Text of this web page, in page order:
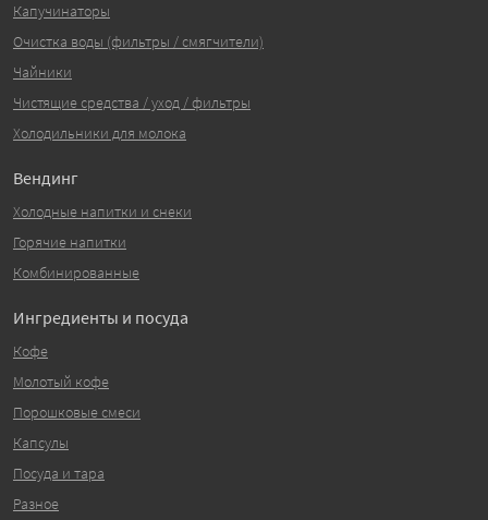
Капучинаторы
Очистка воды (фильтры / смягчители)
Чайники
Чистящие средства / уход / фильтры
Холодильники для молока
Вендинг
Холодные напитки и снеки
Горячие напитки
Комбинированные
Ингредиенты и посуда
Кофе
Молотый кофе
Порошковые смеси
Капсулы
Посуда и тара
Разное